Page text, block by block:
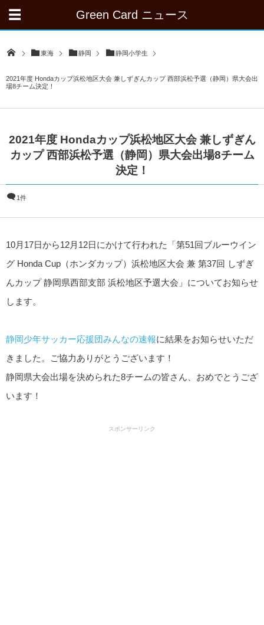
Green Card ニュース
東海 静岡 静岡小学生
2021年度 Hondaカップ浜松地区大会 兼しずぎんカップ 西部浜松予選（静岡）県大会出
場8チーム決定！
2021年度 Hondaカップ浜松地区大会 兼しずぎん
カップ 西部浜松予選（静岡）県大会出場8チーム
決定！
1件
10月17日から12月12日にかけて行われた「第51回ブルーウイン
グ Honda Cup（ホンダカップ）浜松地区大会 兼 第37回 しずぎ
んカップ 静岡県西部支部 浜松地区予選大会」についてお知らせ
します。
静岡少年サッカー応援団みんなの速報に結果をお知らせいただ
きました。ご協力ありがとうございます！
静岡県大会出場を決められた8チームの皆さん、おめでとうござ
います！
スポンサーリンク